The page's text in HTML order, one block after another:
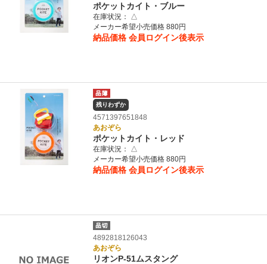
ポケットカイト・ブルー
在庫状況：
△
メーカー希望小売価格 880円
納品価格 会員ログイン後表示
残りわずか
4571397651848
あおぞら
ポケットカイト・レッド
在庫状況：
△
メーカー希望小売価格 880円
納品価格 会員ログイン後表示
4892818126043
あおぞら
リオンP-51ムスタング